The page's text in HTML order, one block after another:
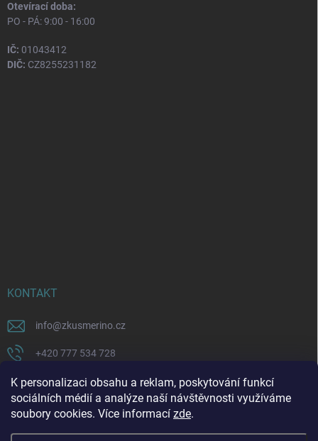
K personalizaci obsahu a reklam, poskytování funkcí
sociálních médií a analýze naší návštěvnosti využíváme
soubory cookies. Více informací zde.
Otevírací doba:
PO - PÁ: 9:00 - 16:00
IČ: 01043412
DIČ: CZ8255231182
KONTAKT
info@zkusmerino.cz
+420 777 534 728
https://www.facebook.com/zkusmerino/
zkusmerino.cz